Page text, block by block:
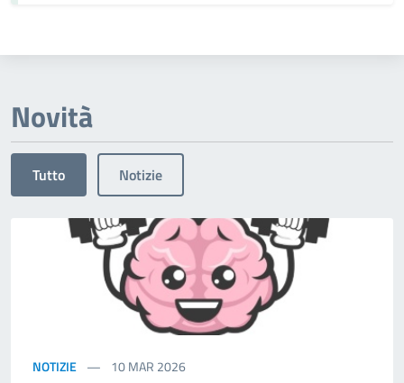
Novità
Tutto Notizie
NOTIZIE 10MAR 2026